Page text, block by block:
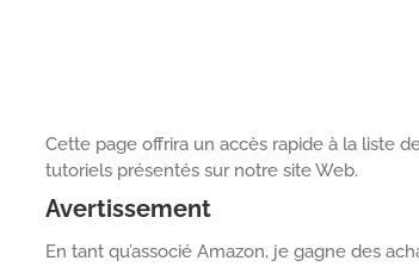
Cette page offrira un accès rapide à la liste
tutoriels présentés sur notre site Web.
Avertissement
En tant qu’associé Amazon, je gagne des